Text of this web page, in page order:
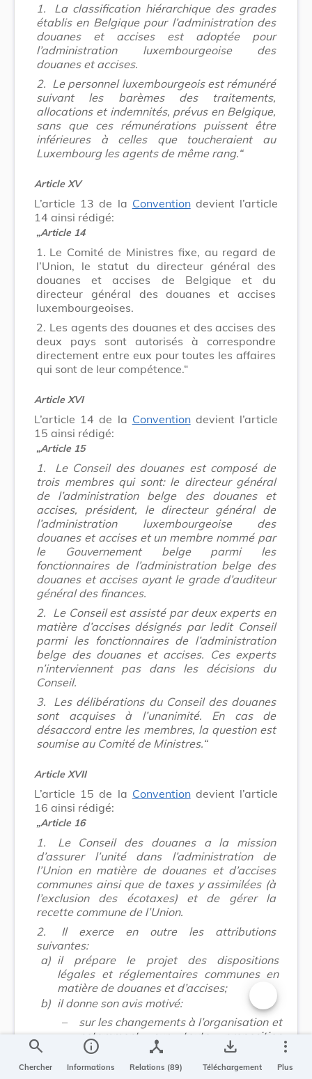
1.
La classification hiérarchique des grades
établis en Belgique pour l’administration des
douanes et accises est adoptée pour
l’administration luxembourgeoise des
douanes et accises.
2. Le personnel luxembourgeois est rémunéré
suivant les barèmes des traitements,
allocations et indemnités, prévus en Belgique,
sans que ces rémunérations puissent être
inférieures à celles que toucheraient au
Luxembourg les agents de même rang.“
Article XV
L’article 13 de la Conventiondevient l’article
14 ainsi rédigé:
„Article 14
1. Le Comité de Ministres fixe, au regard de
l’Union, le statut du directeur général des
douanes et accises de Belgique et du
directeur général des douanes et accises
luxembourgeoises.
2. Les agents des douanes et des accises des
deux pays sont autorisés à correspondre
directement entre eux pour toutes les affaires
qui sont de leur compétence.“
Article XVI
L’article 14 de la Conventiondevient l’article
15 ainsi rédigé:
„Article 15
1.
Le Conseil des douanes est composé de
trois membres qui sont: le directeur général
de l’administration belge des douanes et
accises, président, le directeur général de
l’administration luxembourgeoise des
douanes et accises et un membre nommé par
le Gouvernement belge parmi les
fonctionnaires de l’administration belge des
douanes et accises ayant le grade d’auditeur
général des finances.
2. Le Conseil est assisté par deux experts en
matière d’accises désignés par ledit Conseil
parmi les fonctionnaires de l’administration
belge des douanes et accises. Ces experts
n’interviennent pas dans les décisions du
Conseil.
3.
Les délibérations du Conseil des douanes
sont acquises à l’unanimité. En cas de
désaccord entre les membres, la question est
soumise au Comité de Ministres.“
Article XVII
L’article 15 de la Conventiondevient l’article
16 ainsi rédigé:
„Article 16
1.
Le Conseil des douanes a la mission
d’assurer l’unité dans l’administration de
l’Union en matière de douanes et d’accises
communes ainsi que de taxes y assimilées (à
l’exclusion des écotaxes) et de gérer la
recette commune de l’Union.
2.
Il exerce en outre les attributions
suivantes:
a) il prépare le projet des dispositions
légales et réglementaires communes en
matière de douanes et d’accises;
b) il donne son avis motivé:
–
sur les changements à l’organisation et
notamment sur toute proposition
tendant, soit à augmenter ou à réduire
le personnel, soit à créer, supprimer ou
Changer la
search
Chercher
info
Informations
device_hub
Relations (89)
save_alt
Téléchargement
more_vert
Plus